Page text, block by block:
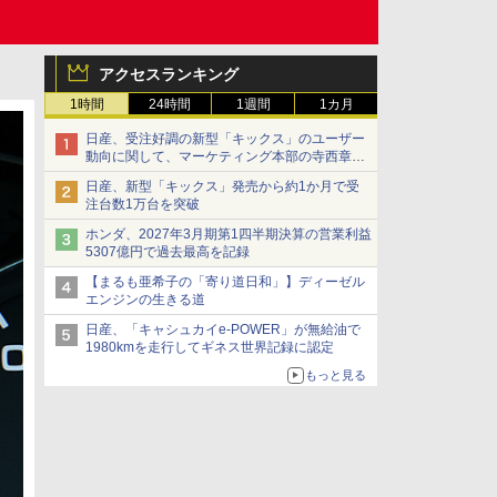
アクセスランキング
1時間 24時間 1週間 1カ月
日産、受注好調の新型「キックス」のユーザー
動向に関して、マーケティング本部の寺西章氏
が解説
日産、新型「キックス」発売から約1か月で受
注台数1万台を突破
ホンダ、2027年3月期第1四半期決算の営業利益
5307億円で過去最高を記録
【まるも亜希子の「寄り道日和」】ディーゼル
エンジンの生きる道
日産、「キャシュカイe-POWER」が無給油で
1980kmを走行してギネス世界記録に認定
もっと見る